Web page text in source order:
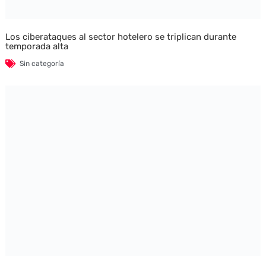
Los ciberataques al sector hotelero se triplican durante
temporada alta
Sin categoría